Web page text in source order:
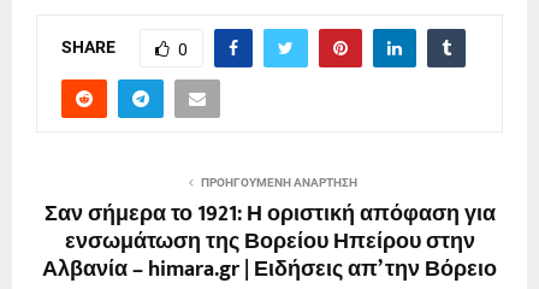
SHARE 0
ΠΡΟΗΓΟΎΜΕΝΗ ΑΝΆΡΤΗΣΗ
Σαν σήμερα το 1921: Η οριστική απόφαση για
ενσωμάτωση της Βορείου Ηπείρου στην
Αλβανία – himara.gr | Ειδήσεις απ’ την Βόρειο